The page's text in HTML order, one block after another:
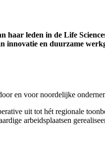
haar leden in de Life
en duurzame
en voor noordelijke
uit tot hét regionale
arbeidsplaatsen